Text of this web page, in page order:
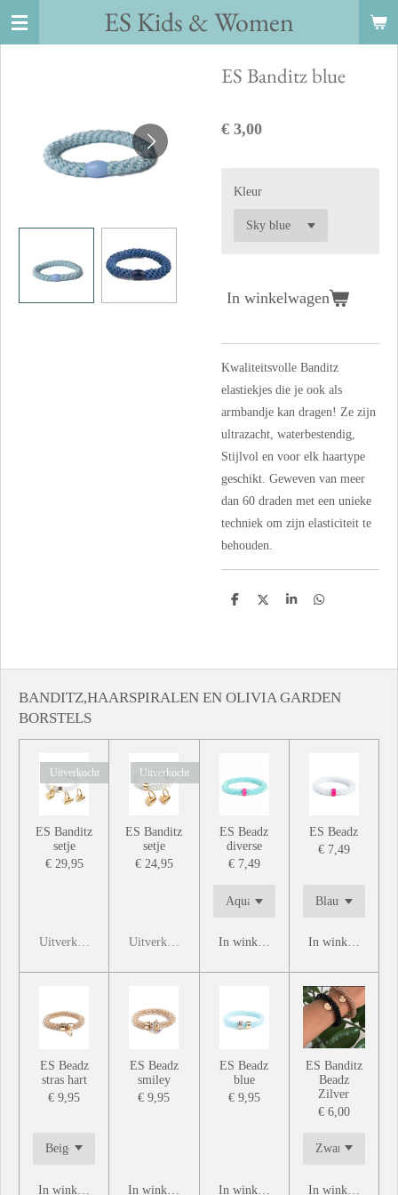
Ga
ES Kids &Women
ES Banditz blue
€ 3,00
Kleur
In winkelwagen
Kwaliteitsvolle Banditz
elastiekjes die je ook als
armbandje kan dragen! Ze zijn
ultrazacht, waterbestendig,
Stijlvol en voor elk haartype
geschikt. Geweven van meer
dan 60 draden met een unieke
techniek om zijn elasticiteit te
behouden.
D
D
S
D
BANDITZ,HAARSPIRALEN EN OLIVIA GARDEN
BORSTELS
Uitverkocht
ES Banditz
setje
€ 29,95
Uitverkocht
Uitverkocht
ES Banditz
setje
€ 24,95
Uitverkocht
ES Beadz
diverse
€ 7,49
In winkelwagen
ES Beadz
€ 7,49
In winkelwagen
ES Beadz
stras hart
€ 9,95
In winkelwagen
ES Beadz
smiley
€ 9,95
In winkelwagen
ES Beadz
blue
€ 9,95
In winkelwagen
ES Banditz
Beadz
Zilver
€ 6,00
In winkelwagen